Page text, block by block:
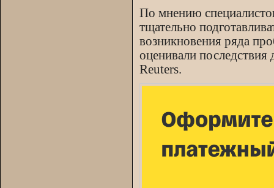
По мнению
тщательно
возникновения ряда
оценивали
Reuters.